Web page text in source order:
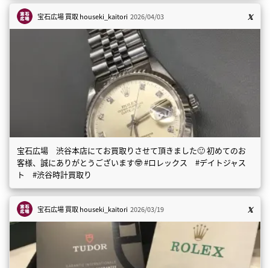
宝石広場 買取houseki_kaitori 2026/04/03
宝石広場 渋谷本店にてお買取りさせて頂きました🙂 初めてのお
客様、誠にありがとうございます🤓 #ロレックス #デイトジャス
ト #渋谷時計買取り
宝石広場 買取houseki_kaitori 2026/03/19